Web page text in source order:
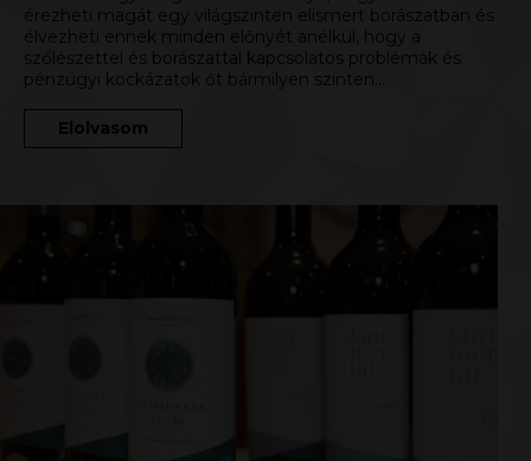
érezheti magát egy világszinten elismert borászatban és
élvezheti ennek minden előnyét anélkül, hogy a
szőlészettel és borászattal kapcsolatos problémák és
pénzügyi kockázatok őt bármilyen szinten…
Elolvasom